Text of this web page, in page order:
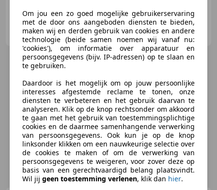
Autobedrijf N.Drost
NL-7961 ED RUINERWOLD
Om jou een zo goed mogelijke gebruikerservaring
met de door ons aangeboden diensten te bieden,
maken wij en derden gebruik van cookies en andere
technologie (beide samen noemen wij vanaf nu:
'cookies'), om informatie over apparatuur en
persoonsgegevens (bijv. IP-adressen) op te slaan en
te gebruiken.
Daardoor is het mogelijk om op jouw persoonlijke
interesses afgestemde reclame te tonen, onze
diensten te verbeteren en het gebruik daarvan te
analyseren. Klik op de knop rechtsonder om akkoord
te gaan met het gebruik van toestemmingsplichtige
cookies en de daarmee samenhangende verwerking
van persoonsgegevens. Ook kun je op de knop
linksonder klikken om een nauwkeurige selectie over
de cookies te maken of om de verwerking van
persoonsgegevens te weigeren, voor zover deze op
basis van een gerechtvaardigd belang plaatsvindt.
Wil jij geen toestemming verlenen, klik dan hier.